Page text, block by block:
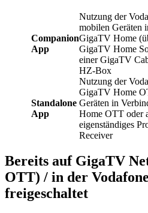
Companion
App
Nutzung der
mobilen Geräten
GigaTV Home
GigaTV Home
einer GigaTV
HZ-Box
Standalone
App
Nutzung der
GigaTV Home
Geräten in
Home OTT oder
eigenständiges
Receiver
Bereits auf GigaTV
OTT) / in der
freigeschaltet